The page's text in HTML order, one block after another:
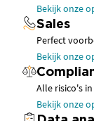
Bekijk onze
Sales
Perfect
Bekijk onze
Alle risico's
Bekijk onze